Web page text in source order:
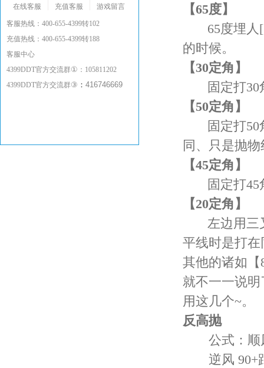
在线客服 充值客服 游戏留言
客服热线：400-655-4399转102
充值热线：400-655-4399转188
客服中心
4399DDT官方交流群① ： 105811202
4399DDT官方交流群③ ： 416746669
【65度】
65度埋人
的时候。
【30定角】
固定打30角
【50定角】
固定打50角
同、只是抛
【45定角】
固定打45角
【20定角】
左边用三叉
平线时是打
其他的诸如【
就不一一说
用这几个~。
反高抛
公式：顺风
逆风 90+距